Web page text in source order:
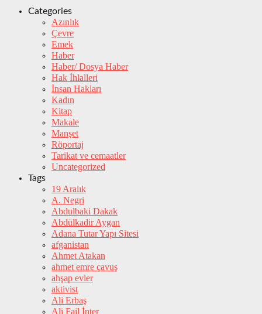
Categories
Azınlık
Çevre
Emek
Haber
Haber/ Dosya Haber
Hak İhlalleri
İnsan Hakları
Kadın
Kitap
Makale
Manşet
Röportaj
Tarikat ve cemaatler
Uncategorized
Tags
19 Aralık
A. Negri
Abdulbaki Dakak
Abdülkadir Aygan
Adana Tutar Yapı Sitesi
afganistan
Ahmet Atakan
ahmet emre çavuş
ahşap evler
aktivist
Ali Erbaş
Ali Fail İnter